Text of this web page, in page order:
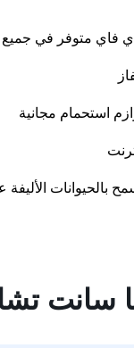
فاي متوفر في جميع
استحمام مجانية
بالحيوانات